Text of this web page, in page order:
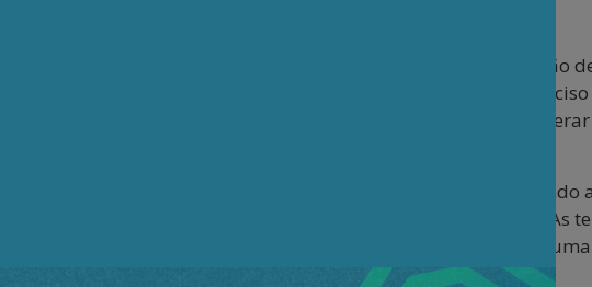
ainda são necessárias, mesmo com o aumento da geração
passa uma nuvem ou quando o vento para de soprar, é
"despacháveis". Isto é, das fontes que têm condições de
quanto as reversíveis— conseguem evoluir, quando
segundos e utilizam um "combustível renovável" (a água). As
despacháveis, mas emitem gases de efeito estufa (embora a